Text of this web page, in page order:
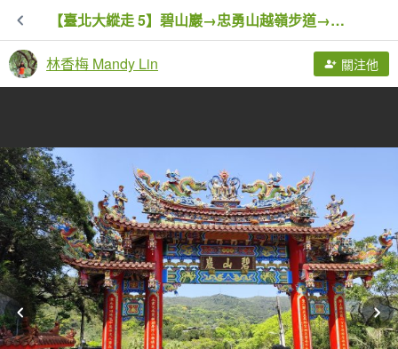
【臺北大縱走 5】碧山巖→忠勇山越嶺步道→金龍產業道路→圓明寺步道→鄭成功廟步道→文間山→劍潭山步道
林香梅 Mandy Lin 關注他